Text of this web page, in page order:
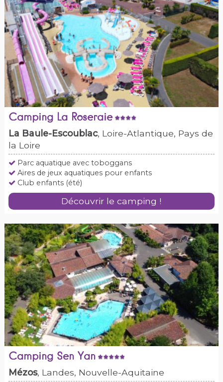
Camping La Roseraie
La Baule-Escoublac, Loire-Atlantique, Pays de
la Loire
Parc aquatique avec toboggans
Aires de jeux aquatiques pour enfants
Club enfants (été)
Découvrir le camping !
Camping Sen Yan
Mézos, Landes, Nouvelle-Aquitaine